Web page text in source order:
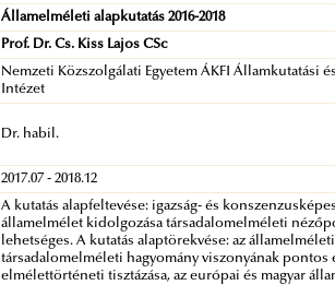
Államelméleti alapkutatás 2016-2018
Prof. Dr. Cs. Kiss Lajos CSc
Nemzeti Közszolgálati Egyetem ÁKFI Államkutatási
Intézet
Dr. habil.
2017.07 - 2018.12
A kutatás alapfeltevése: igazság- és
államelmélet kidolgozása társadalomelméleti
lehetséges. A kutatás alaptörekvése: az
társadalomelméleti hagyomány viszonyának pontos
elmélettörténeti tisztázása, az európai és magyar